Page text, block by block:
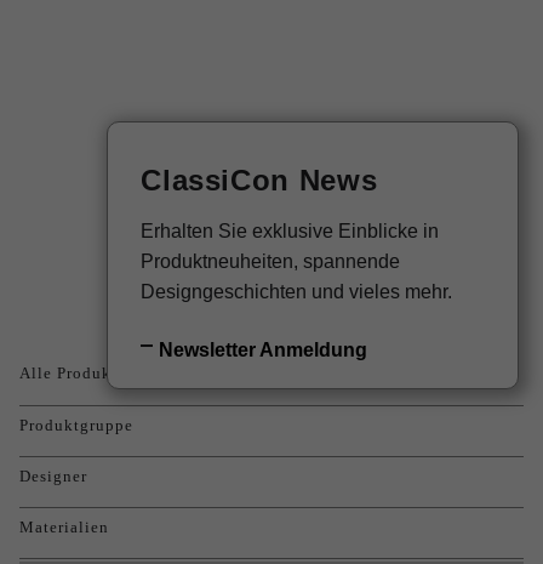
Produkte
Alle Produkte
Produktgruppe
Designer
Materialien
ClassiCon News
Erhalten Sie exklusive Einblicke in
Produktneuheiten, spannende
Designgeschichten und vieles mehr.
Newsletter Anmeldung